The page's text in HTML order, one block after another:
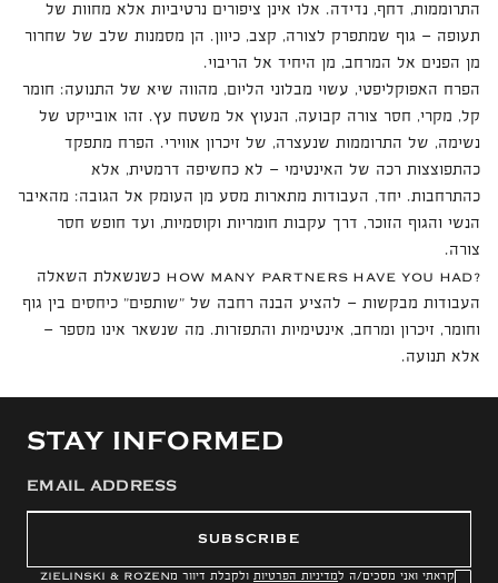
התרוממות, דחף, נדידה. אלו אינן ציפורים נרטיביות אלא מחוות של
תעופה — גוף שמתפרק לצורה, קצב, כיוון. הן מסמנות שלב של שחרור
מן הפנים אל המרחב, מן היחיד אל הריבוי.
הפרח האפוקליפטי, עשוי מבלוני הליום, מהווה שיא של התנועה: חומר
קל, מקרי, חסר צורה קבועה, הנעוץ אל משטח עץ. זהו אובייקט של
נשימה, של התרוממות שנעצרה, של זיכרון אווירי. הפרח מתפקד
כהתפוצצות רכה של האינטימי — לא כחשיפה דרמטית, אלא
כהתרחבות. יחד, העבודות מתארות מסע מן העומק אל הגובה: מהאיבר
הנשי והגוף הזוכר, דרך עקבות חומריות וקוסמיות, ועד חופש חסר
צורה.
HOW MANY PARTNERS HAVE YOU HAD? כשנשאלת השאלה
העבודות מבקשות — להציע הבנה רחבה של "שותפים" כיחסים בין גוף
וחומר, זיכרון ומרחב, אינטימיות והתפזרות. מה שנשאר אינו מספר —
אלא תנועה.
STAY INFORMED
SUBSCRIBE
קראתי ואני מסכים/ה למדיניות הפרטיות ולקבלת דיוור מZIELINSKI & ROZEN